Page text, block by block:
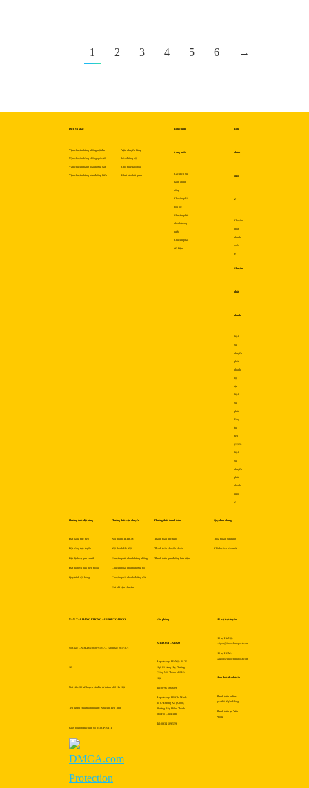
1 2 3 4 5 6 →
Dịch vụ khác
Vận chuyển hàng không nội địa
Vận chuyển hàng không quốc tế
Vận chuyển hàng hóa đường sắt
Vận chuyển hàng hóa đường biển
Vận chuyển hàng
hóa đường bộ
Cho thuê kho bãi
Khai báo hải quan
Bưu chính
trong nước
Các dịch vụ
hành chính
công
Chuyển phát
hỏa tốc
Chuyển phát
nhanh trong
nước
Chuyển phát
tiết kiệm
Bưu
chính
quốc
tế
Chuyển
phát
nhanh
quốc
tế
Chuyển
phát
nhanh
Dịch
vụ
chuyển
phát
nhanh
nội
địa
Dịch
vụ
phát
hàng
thu
tiền
(COD)
Dịch
vụ
chuyển
phát
nhanh
quốc
tế
Phương thức đặt hàng
Đặt hàng trực tiếp
Đặt hàng trực tuyến
Đặt dịch vụ qua email
Đặt dịch vụ qua điện thoại
Quy trình đặt hàng
Phương thức vận chuyển
Nội thành TP.HCM
Nội thành Hà Nội
Chuyển phát nhanh hàng không
Chuyển phát nhanh đường bộ
Chuyển phát nhanh đường sắt
Chi phí vận chuyển
Phương thức thanh toán
Thanh toán trực tiếp
Thanh toán chuyển khoản
Thanh toán qua đường bưu điện
Quy định chung
Thỏa thuận sử dụng
Chính sách bảo mật
VẬN TẢI HÀNG KHÔNG AIRPORTCARGO
Số Giấy CNĐKDN: 0107912577, cấp ngày 2017-07-
12
Nơi cấp: Sở kế hoạch và đầu tư thành phố Hà Nội
Tên người chịu trách nhiệm: Nguyễn Tiến Trình
Giấy phép bưu chính số 353/GP-BTTT
Văn phòng
AIRPORTCARGO
Airportcargo Hà Nội: Số 25
Ngõ 81 Láng Hạ, Phường
Giảng Võ, Thành phố Hà
Nội
Tel: 0795 166 689
Airportcargo Hồ Chí Minh:
Số 87 Đường A4 (K300),
Phường Bảy Hiền, Thành
phố Hồ Chí Minh
Tel: 0934 689 559
Hỗ trợ trực tuyến
Hỗ trợ Hà Nội:
saigon@indochinapost.com
Hỗ trợ HCM:
saigon@indochinapost.com
Hình thức thanh toán
Thanh toán online
qua thẻ Ngân Hàng
Thanh toán tại Văn
Phòng